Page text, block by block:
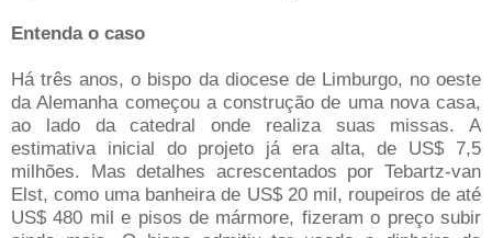
Entenda o caso
Há três anos, o bispo da diocese de Limburgo, no oeste
da Alemanha começou a construção de uma nova casa,
ao lado da catedral onde realiza suas missas. A
estimativa inicial do projeto já era alta, de US$ 7,5
milhões. Mas detalhes acrescentados por Tebartz-van
Elst, como uma banheira de US$ 20 mil, roupeiros de até
US$ 480 mil e pisos de mármore, fizeram o preço subir